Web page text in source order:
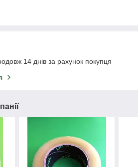
14 днів за рахунок покупця